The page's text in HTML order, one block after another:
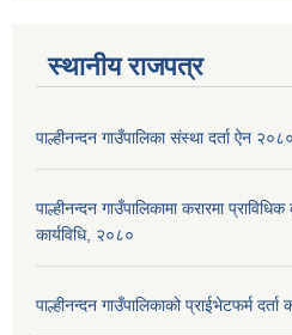
स्थानीय राजपत्र
पाल्हीनन्दन गाउँपालिका संस्था दर्ता ऐन २०८०
पाल्हीनन्दन गाउँपालिकामा करारमा
कार्यविधि, २०८०
पाल्हीनन्दन गाउँपालिकाको प्राईभेटफर्म दर्ता